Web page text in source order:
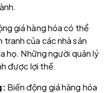
giá hàng hóa có thể
tranh của các nhà sản
họ. Những người quản lý
được lợi thế.
Biến động giá hàng hóa